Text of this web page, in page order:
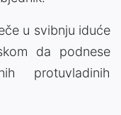
u svibnju iduće
da podnese
protuvladinih